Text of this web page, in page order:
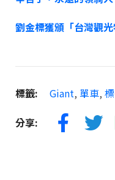
劉金標獲頒「台灣觀光
標籤: Giant, 單車,
分享: